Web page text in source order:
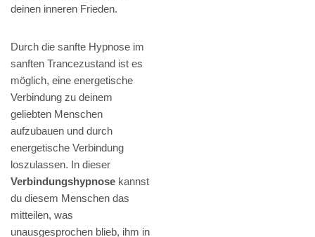
deinen inneren Frieden.
Durch die sanfte Hypnose im
sanften Trancezustand ist es
möglich, eine energetische
Verbindung zu deinem
geliebten Menschen
aufzubauen und durch
energetische Verbindung
loszulassen. In dieser
Verbindungshypnose kannst
du diesem Menschen das
mitteilen, was
unausgesprochen blieb, ihm in